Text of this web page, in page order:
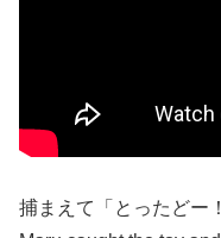
捕まえて「とったどー